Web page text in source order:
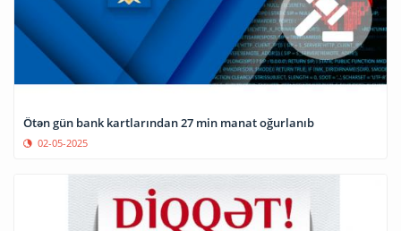
Ötən gün bank kartlarından 27 min manat oğurlanıb
02-05-2025